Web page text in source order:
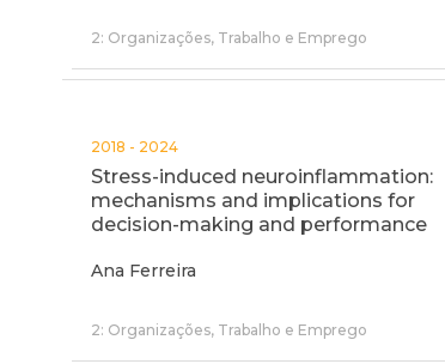
2: Organizações, Trabalho e Emprego
2018 - 2024
Stress-induced neuroinflammation:
mechanisms and implications for
decision-making and performance
Ana Ferreira
2: Organizações, Trabalho e Emprego